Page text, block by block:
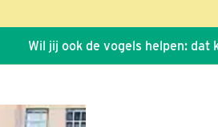
Wil jij ook de vogels helpen: dat kan